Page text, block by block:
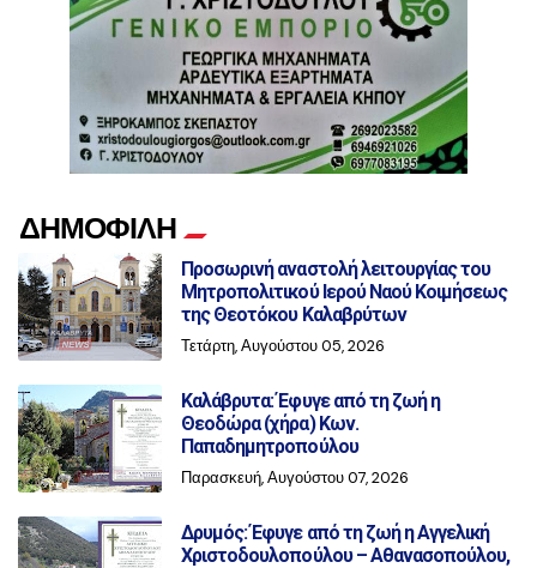
ΔΗΜΟΦΙΛΗ
Προσωρινή αναστολή λειτουργίας του
Μητροπολιτικού Ιερού Ναού Κοιμήσεως
της Θεοτόκου Καλαβρύτων
Τετάρτη, Αυγούστου 05, 2026
Καλάβρυτα: Έφυγε από τη ζωή η
Θεοδώρα (χήρα) Κων.
Παπαδημητροπούλου
Παρασκευή, Αυγούστου 07, 2026
Δρυμός: Έφυγε από τη ζωή η Αγγελική
Χριστοδουλοπούλου – Αθανασοπούλου,